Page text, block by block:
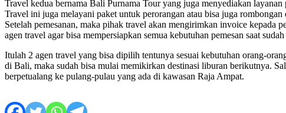
Travel kedua bernama Bali Purnama Tour yang juga menyediakan
Travel ini juga melayani paket untuk perorangan atau bisa juga
Setelah pemesanan, maka pihak travel akan mengirimkan invoice kepada
agen travel agar bisa mempersiapkan semua kebutuhan pemesan saat
Itulah 2 agen travel yang bisa dipilih tentunya sesuai kebutuhan orang-
di Bali, maka sudah bisa mulai memikirkan destinasi liburan berikutnya.
berpetualang ke pulang-pulau yang ada di kawasan Raja Ampat.